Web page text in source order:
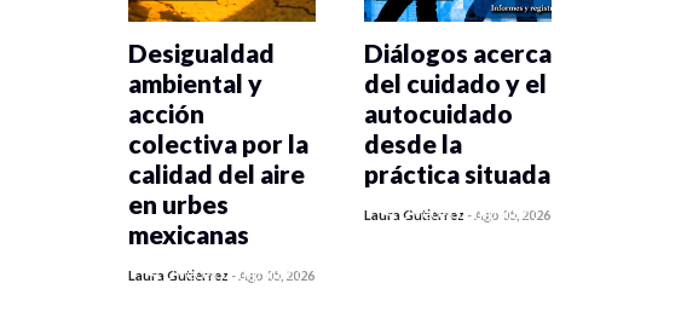
0 veces compartido
Desigualdad
ambiental y
acción
colectiva por la
calidad del aire
en urbes
mexicanas
Laura Gutiérrez -Ago 05, 2026
0 veces compartido
Diálogos acerca
del cuidado y el
autocuidado
desde la
práctica situada
Laura Gutiérrez -Ago 05, 2026